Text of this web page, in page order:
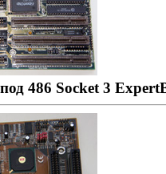
486 Socket 3